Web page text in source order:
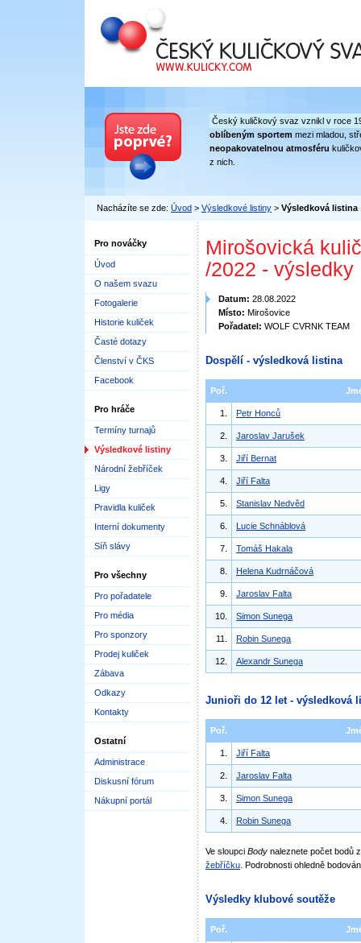
Český kuličkový svaz
Český kuličkový svaz vznikl v roce
oblíbeným sportem mezi mladou,
neopakovatelnou atmosféru
z nich.
Nacházíte se zde: Úvod > Výsledkové listiny > Výsledková listina
Pro nováčky
Úvod
O našem svazu
Fotogalerie
Historie kuliček
Časté dotazy
Členství v ČKS
Facebook
Pro hráče
Termíny turnajů
Výsledkové listiny
Národní žebříček
Ligy
Pravidla kuliček
Interní dokumenty
Síň slávy
Pro všechny
Pro pořadatele
Pro média
Pro sponzory
Prodej kuliček
Zábava
Odkazy
Kontakty
Ostatní
Administrace
Diskusní fórum
Nákupní portál
Mirošovická
/2022 - výsledky
Datum: 28.08.2022
Místo: Mirošovice
Pořadatel: WOLF CVRNK TEAM
Dospělí - výsledková listina
Poř.
1. Petr Honců
2. Jaroslav Jarušek
3. Jiří Bernat
4. Jiří Falta
5. Stanislav Nedvěd
6. Lucie Schnáblová
7. Tomáš Hakala
8. Helena Kudrnáčová
9. Jaroslav Falta
10. Simon Sunega
11. Robin Sunega
12. Alexandr Sunega
Junioři do 12 let - výsledková
Poř.
1. Jiří Falta
2. Jaroslav Falta
3. Simon Sunega
4. Robin Sunega
Ve sloupci Body naleznete počet bodů
žebříčku . Podrobnosti ohledně
Výsledky klubové soutěže
Poř.